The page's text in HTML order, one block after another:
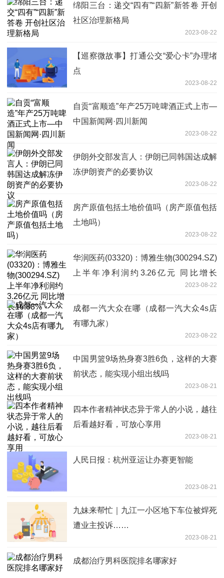
绵阳三台：递交“四有”“四新”新答卷 开创
社区治理新格局
2023-08-22
【巡察微故事】打通公交“爱心卡”办理堵
点
2023-08-22
自贡“富顺造”年产25万吨啤酒正式上市—
中国新闻网·四川新闻
2023-08-22
伊朗外交部发言人：伊朗已同韩国达成解
冻伊朗资产的必要协议
2023-08-22
房产原值包括土地价值吗（房产原值包括
土地吗）
2023-08-22
华润医药(03320)：博雅生物(300294.SZ)
上半年净利润约3.26亿元 同比增长
2023-08-22
成都一汽大众在哪（成都一汽大众4s店
有哪九家）
2023-08-22
中国男篮9场热身赛3胜6负，这样的大赛
前状态，能实现小组出线吗
2023-08-21
​四本作者精神状态异于常人的小说，越往
后看越好看，可放心享用
2023-08-21
人民日报：杭州亚运让办赛更智能
2023-08-21
九妹来帮忙｜九江一小区地下车位被焊死
遭业主投诉……
2023-08-21
成都治疗男科医院排名哪家好